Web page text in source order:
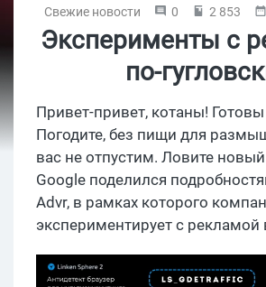
Свежие новости 0 2 853
Эксперименты с
по-
Привет-привет, котаны!
Погодите, без пищи для
вас не отпустим. Ловите
Google поделился
Advr, в рамках которого
экспериментирует с рекламой